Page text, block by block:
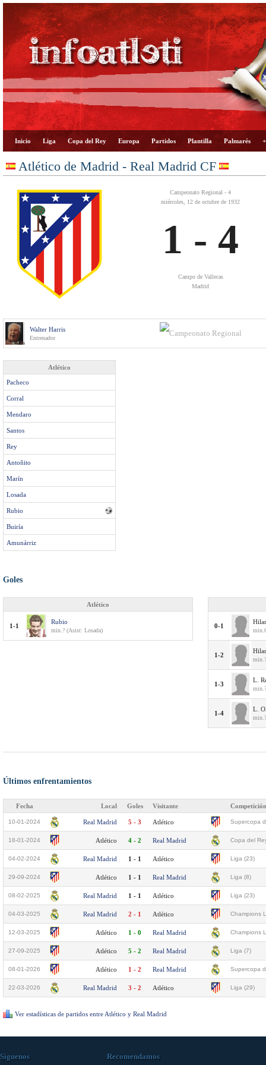
Inicio Liga Copa del Rey Europa Partidos Plantilla Palmarés
Atlético de Madrid - Real Madrid CF
Campeonato Regional - 4
miércoles, 12 de octubre de 1932
1 - 4
Campo de Vallecas
Madrid
Walter Harris
Entrenador
Atlético
Pacheco
Corral
Mendaro
Santos
Rey
Antoñito
Marín
Losada
Rubio
Buiría
Amunárriz
Goles
Atlético
1-1
Rubio
min.? (Asist: Losada)
0-1
1-2
1-3
L.
min.?
1-4
L.
min.?
Últimos enfrentamientos
Fecha Local Goles Visitante Competición
10-01-2024 Real Madrid 5 - 3 Atlético Supercopa
18-01-2024 Atlético 4 - 2 Real Madrid Copa del
04-02-2024 Real Madrid 1 - 1 Atlético Liga (23)
29-09-2024 Atlético 1 - 1 Real Madrid Liga (8)
08-02-2025 Real Madrid 1 - 1 Atlético Liga (23)
04-03-2025 Real Madrid 2 - 1 Atlético Champions
12-03-2025 Atlético 1 - 0 Real Madrid Champions
27-09-2025 Atlético 5 - 2 Real Madrid Liga (7)
08-01-2026 Atlético 1 - 2 Real Madrid Supercopa
22-03-2026 Real Madrid 3 - 2 Atlético Liga (29)
Ver estadísticas de partidos entre Atlético y Real Madrid
Síguenos Recomendamos